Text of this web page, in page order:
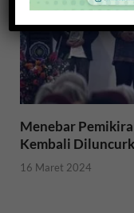
Menebar
Kembali
16 Maret 2024